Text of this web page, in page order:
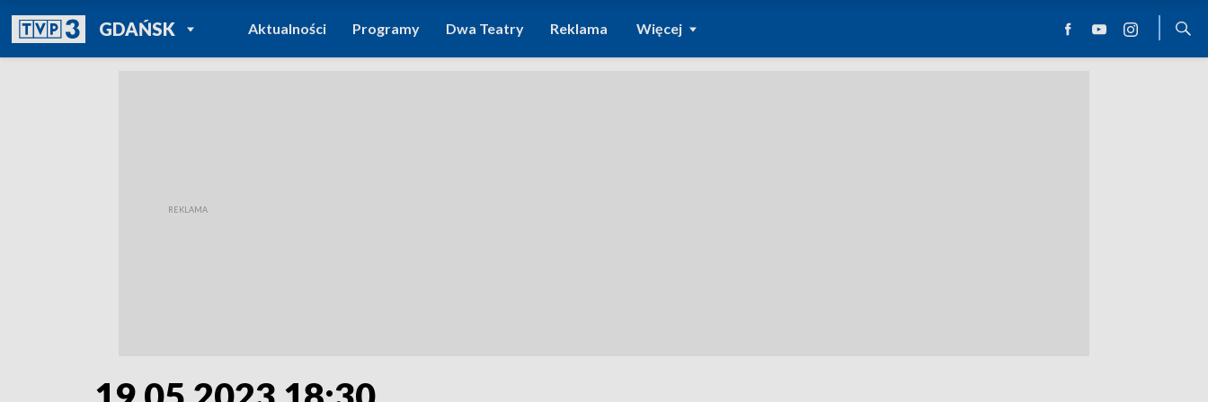
GDAŃSKPOWRÓT DO
TVP REGIONY
Aktualności Programy Dwa Teatry Reklama Więcej